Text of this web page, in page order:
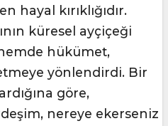
hayal kırıklığıdır.
küresel ayçiçeği
hükümet,
yönlendirdi. Bir
göre,
nereye ekerseniz